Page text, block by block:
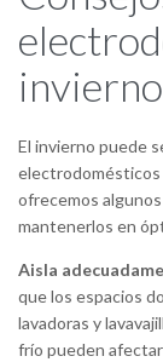
invierno
El invierno puede
electrodomésticos
ofrecemos
mantenerlos en
Aisla
que los espacios
lavadoras y
frío pueden